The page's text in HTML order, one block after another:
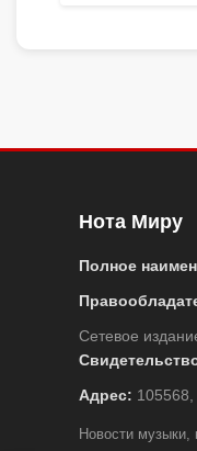
Нота Миру
Полное
Сетевое
Адрес:
Новости музыки,